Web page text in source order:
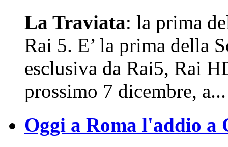
La Traviata: la prima
Rai 5. E’ la prima della
esclusiva da Rai5, Rai
prossimo 7 dicembre, a...
Oggi a Roma l'addio